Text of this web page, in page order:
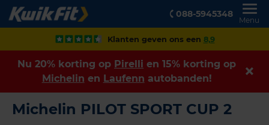
088-5945348
Menu
Klanten geven ons een 8,9
Nu 20% korting op Pirelli en 15% korting op
Michelin en Laufenn autobanden!
Michelin PILOT SPORT CUP 2